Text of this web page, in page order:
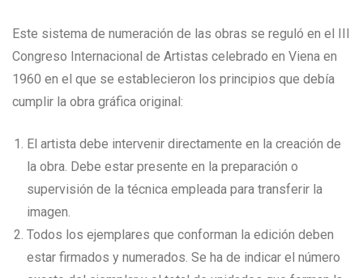
Este sistema de numeración de las obras se reguló en el III
Congreso Internacional de Artistas celebrado en Viena en
1960 en el que se establecieron los principios que debía
cumplir la obra gráfica original:
El artista debe intervenir directamente en la creación de
la obra. Debe estar presente en la preparación o
supervisión de la técnica empleada para transferir la
imagen.
Todos los ejemplares que conforman la edición deben
estar firmados y numerados. Se ha de indicar el número